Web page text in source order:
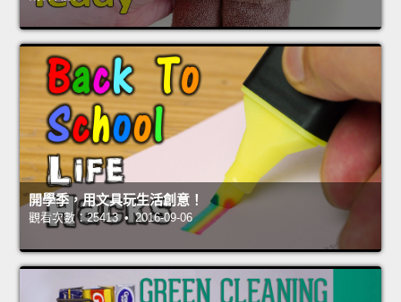
開學季，用文具玩生活創意！
觀看次數：25413 • 2016-09-06